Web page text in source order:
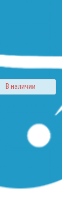
В наличии